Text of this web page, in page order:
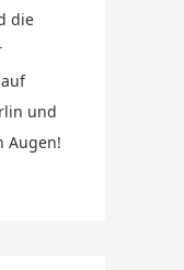
die
und
Augen!